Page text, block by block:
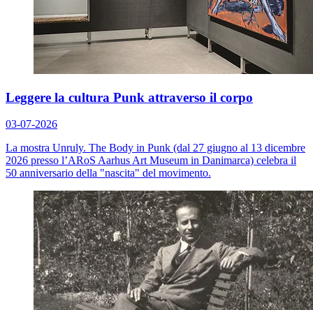
Leggere la cultura Punk attraverso il corpo
03-07-2026
La mostra Unruly. The Body in Punk (dal 27 giugno al 13 dicembre
2026 presso l’ARoS Aarhus Art Museum in Danimarca) celebra il
50 anniversario della "nascita" del movimento.